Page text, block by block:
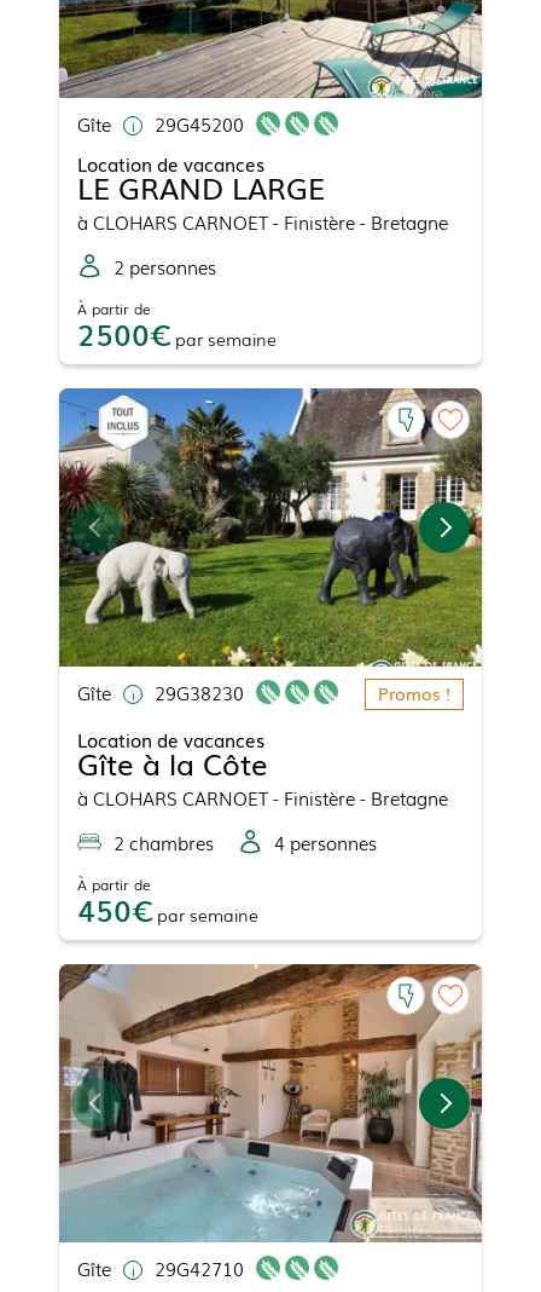
Gîte
29G45200
Location de vacances
LE GRAND LARGE
à CLOHARS CARNOET- Finistère - Bretagne
2 personnes
À partir de
2500 par semaine
Gîte 29G38230 Promos !
Location de vacances
Gîte à la Côte
à CLOHARS CARNOET- Finistère - Bretagne
2 chambres 4 personnes
À partir de
450 par semaine
Gîte
29G42710